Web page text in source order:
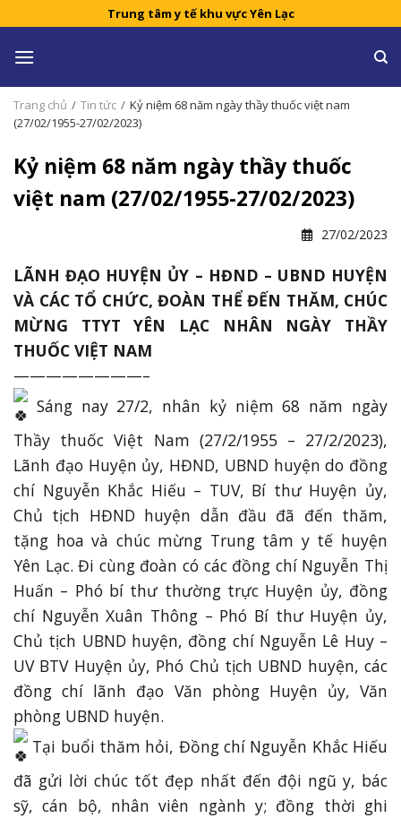
to
content
Trung tâm y tế khu vực Yên Lạc
Trang chủ / Tin tức / Kỷ niệm 68 năm ngày thầy thuốc việt nam
(27/02/1955-27/02/2023)
Kỷ niệm 68 năm ngày thầy thuốc
việt nam (27/02/1955-27/02/2023)
27/02/2023
LÃNH ĐẠO HUYỆN ỦY – HĐND – UBND HUYỆN
VÀ CÁC TỔ CHỨC, ĐOÀN THỂ ĐẾN THĂM, CHÚC
MỪNG TTYT YÊN LẠC NHÂN NGÀY THẦY
THUỐC VIỆT NAM
————————–
Sáng nay 27/2, nhân kỷ niệm 68 năm ngày
Thầy thuốc Việt Nam (27/2/1955 – 27/2/2023),
Lãnh đạo Huyện ủy, HĐND, UBND huyện do đồng
chí Nguyễn Khắc Hiếu – TUV, Bí thư Huyện ủy,
Chủ tịch HĐND huyện dẫn đầu đã đến thăm,
tặng hoa và chúc mừng Trung tâm y tế huyện
Yên Lạc. Đi cùng đoàn có các đồng chí Nguyễn Thị
Huấn – Phó bí thư thường trực Huyện ủy, đồng
chí Nguyễn Xuân Thông – Phó Bí thư Huyện ủy,
Chủ tịch UBND huyện, đồng chí Nguyễn Lê Huy –
UV BTV Huyện ủy, Phó Chủ tịch UBND huyện, các
đồng chí lãnh đạo Văn phòng Huyện ủy, Văn
phòng UBND huyện.
Tại buổi thăm hỏi, Đồng chí Nguyễn Khắc Hiếu
đã gửi lời chúc tốt đẹp nhất đến đội ngũ y, bác
sỹ, cán bộ, nhân viên ngành y; đồng thời ghi